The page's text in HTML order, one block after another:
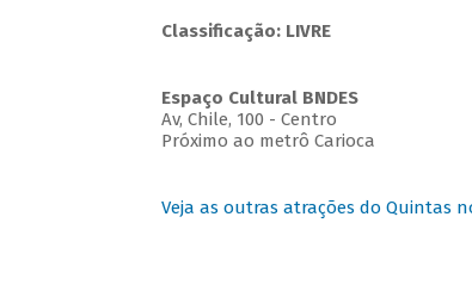
Classificação: LIVRE
Espaço Cultural BNDES
Av, Chile, 100 - Centro
Próximo ao metrô Carioca
Veja as outras atrações do Quintas